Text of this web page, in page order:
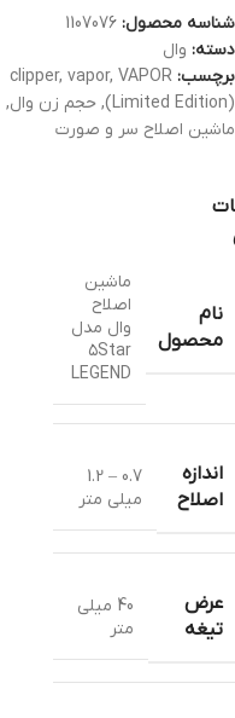
شناسه محصول: 1107076
دسته: وال
برچسب:
clipper, vapor, VAPOR
(Limited Edition)
, حجم زن وال,
ماشین اصلاح سر و صورت
نام
محصول
ماشین
اصلاح
وال مدل
۵Star
LEGEND
اندازه
اصلاح
0.7 – 1.2
میلی متر
عرض
تیغه
40 میلی
متر